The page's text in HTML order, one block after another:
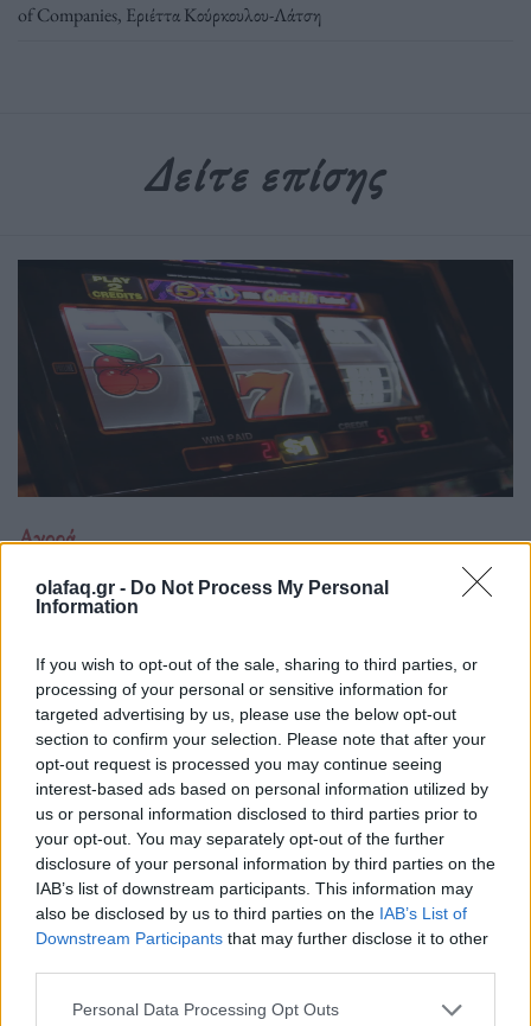
olafaq.gr - Do Not Process My Personal
Information
If you wish to opt-out of the sale, sharing to third parties, or
processing of your personal or sensitive information for
targeted advertising by us, please use the below opt-out
section to confirm your selection. Please note that after your
opt-out request is processed you may continue seeing
interest-based ads based on personal information utilized by
us or personal information disclosed to third parties prior to
your opt-out. You may separately opt-out of the further
disclosure of your personal information by third parties on the
IAB’s list of downstream participants. This information may
also be disclosed by us to third parties on the IAB’s List of
Downstream Participants that may further disclose it to other
Personal Data Processing Opt Outs
of Companies, Εριέττα Κούρκουλου-Λάτση
Δείτε επίσης
Αγορά
Πλήρης οδηγός για να επιλέξετε τα καλύτερα
οnline Φρουτάκια στο διαδίκτυο
17.11.25
Τα οnline Φρουτάκια αποτελούν έναν από τους
συναρπαστικότερους προορισμούς για τους φίλους των
τυχερών παιχνιδιών στο διαδίκτυο.